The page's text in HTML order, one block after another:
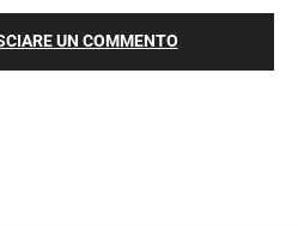
UN COMMENTO